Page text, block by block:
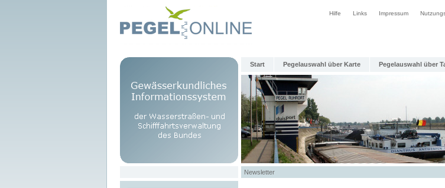
Hilfe Links Impressum
Start Pegelauswahl über Karte Pegelauswahl über
Newsletter